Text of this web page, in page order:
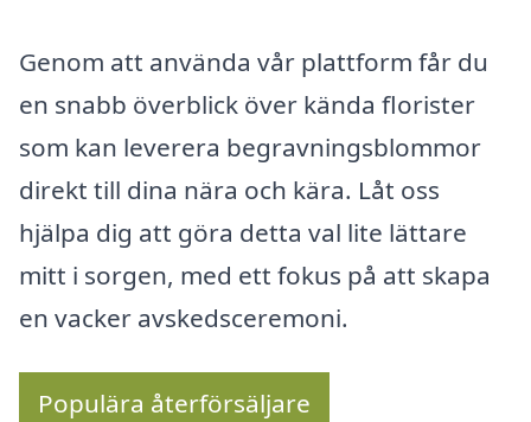
Genom att använda vår plattform får du
en snabb överblick över kända florister
som kan leverera begravningsblommor
direkt till dina nära och kära. Låt oss
hjälpa dig att göra detta val lite lättare
mitt i sorgen, med ett fokus på att skapa
en vacker avskedsceremoni.
Populära återförsäljare